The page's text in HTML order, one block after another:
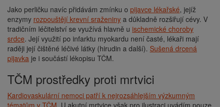
Jako perličku navíc přidávám zmínku o pijavce lékařské, jejíž
enzymy rozpouštějí krevní sraženiny a důkladně rozšiřují cévy. V
tradičním léčitelství se využívá hlavně u ischemické choroby
srdce. Její využití po infarktu myokardu není časté, lékaři mají
raději její čištěné léčivé látky (hirudin a další). Sušená drcená
pijavka je i součástí lékopisu TČM.
TČM prostředky proti mrtvici
Kardiovaskulární nemoci patří k nejrozsáhlejším výzkumným
tématům v TČM. U akutní mrtvice však pro ilustraci uvádím pouze